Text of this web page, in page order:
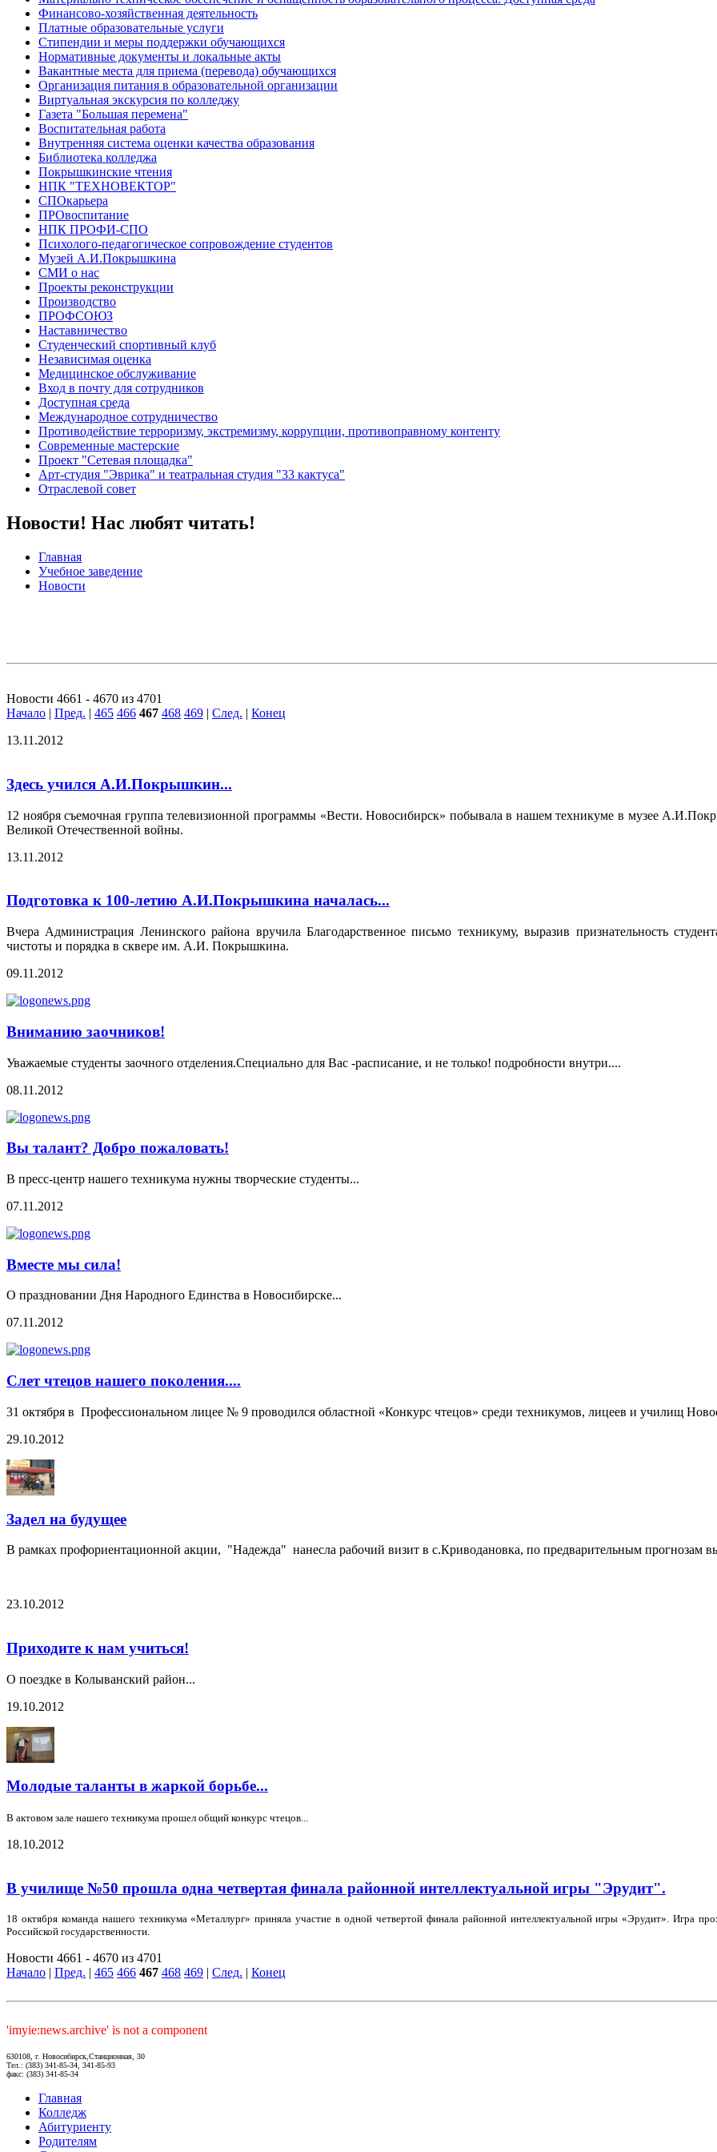
Финансово-хозяйственная деятельность
Платные образовательные услуги
Стипендии и меры поддержки обучающихся
Нормативные документы и локальные акты
Вакантные места для приема (перевода) обучающихся
Организация питания в образовательной организации
Виртуальная экскурсия по колледжу
Газета "Большая перемена"
Воспитательная работа
Внутренняя система оценки качества образования
Библиотека колледжа
Покрышкинские чтения
НПК "ТЕХНОВЕКТОР"
СПОкарьера
ПРОвоспитание
НПК ПРОФИ-СПО
Психолого-педагогическое сопровождение студентов
Музей А.И.Покрышкина
СМИ о нас
Проекты реконструкции
Производство
ПРОФСОЮЗ
Наставничество
Студенческий спортивный клуб
Независимая оценка
Медицинское обслуживание
Вход в почту для сотрудников
Доступная среда
Международное сотрудничество
Противодействие терроризму, экстремизму, коррупции, противоправному контенту
Современные мастерские
Проект "Сетевая площадка"
Арт-студия "Эврика" и театральная студия "33 кактуса"
Отраслевой совет
Новости! Нас любят читать!
Главная
Учебное заведение
Новости
Новости 4661 - 4670 из 4701
Начало | Пред. | 465 466 467 468 469 | След. | Конец
13.11.2012
Здесь учился А.И.Покрышкин...
12 ноября съемочная группа телевизионной программы «Вести. Новосибирск» побывала в нашем техникуме в музее
Великой Отечественной войны.
13.11.2012
Подготовка к 100-летию А.И.Покрышкина началась...
Вчера Администрация Ленинского района вручила Благодарственное письмо техникуму, выразив признательность
чистоты и порядка в сквере им. А.И. Покрышкина.
09.11.2012
Вниманию заочников!
Уважаемые студенты заочного отделения.Специально для Вас -расписание, и не только! подробности внутри....
08.11.2012
Вы талант? Добро пожаловать!
В пресс-центр нашего техникума нужны творческие студенты...
07.11.2012
Вместе мы сила!
О праздновании Дня Народного Единства в Новосибирске...
07.11.2012
Слет чтецов нашего поколения....
31 октября в Профессиональном лицее № 9 проводился областной «Конкурс чтецов» среди техникумов, лицеев и училищ
29.10.2012
Задел на будущее
В рамках профориентационной акции, "Надежда" нанесла рабочий визит в с.Криводановка, по предварительным прогнозам
23.10.2012
Приходите к нам учиться!
О поездке в Колыванский район...
19.10.2012
Молодые таланты в жаркой борьбе...
В актовом зале нашего техникума прошел общий конкурс чтецов...
18.10.2012
В училище №50 прошла одна четвертая финала районной интеллектуальной игры "Эрудит".
18 октября команда нашего техникума «Металлург» приняла участие в одной четвертой финала районной интеллектуальной игры «Эрудит».
Российской государственности.
Новости 4661 - 4670 из 4701
Начало | Пред. | 465 466 467 468 469 | След. | Конец
'imyie:news.archive' is not a component
630108, г. Новосибирск,Станционная, 30
Тел.: (383) 341-85-34, 341-85-93
факс: (383) 341-85-34
Главная
Колледж
Абитуриенту
Родителям